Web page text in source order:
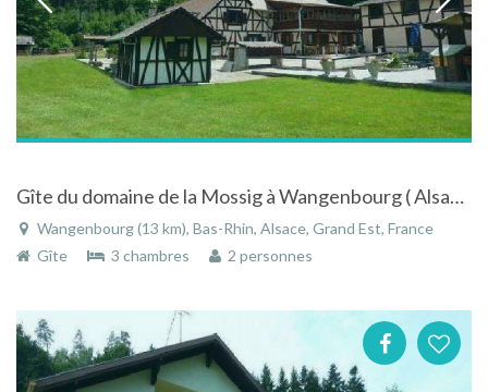
Gîte du domaine de la Mossig à Wangenbourg ( Alsace - Bas-Rhin)
Wangenbourg (13 km), Bas-Rhin, Alsace, Grand Est, France
Gîte
3 chambres 2 personnes